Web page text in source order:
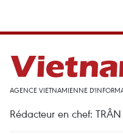
AGENCE VIETNAMIENNE
Rédacteur en chef: